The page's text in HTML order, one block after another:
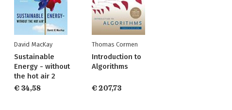
David MacKay
Sustainable
Energy - without
the hot air 2
€ 34,58
Thomas Cormen
Introduction to
Algorithms
€ 207,73